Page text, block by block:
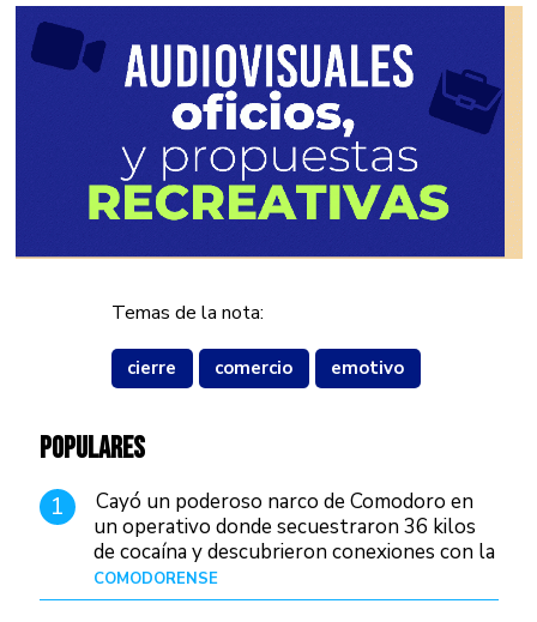
Temas de la nota:
cierre comercio emotivo
POPULARES
1
Cayó un poderoso narco de Comodoro en
un operativo donde secuestraron 36 kilos
de cocaína y descubrieron conexiones con la
Patagonia
COMODORENSE